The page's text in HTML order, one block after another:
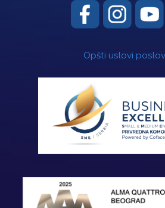
Opšti uslovi